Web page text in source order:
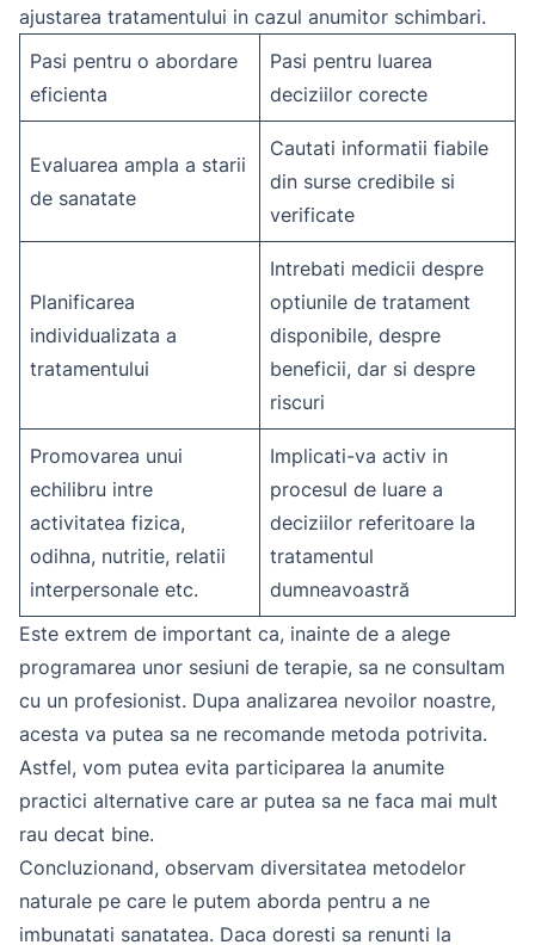
ajustarea tratamentului in cazul anumitor schimbari.
Pasi pentru o abordare
eficienta
Pasi pentru luarea
deciziilor corecte
Evaluarea ampla a starii
de sanatate
Cautati informatii fiabile
din surse credibile si
verificate
Planificarea
individualizata a
tratamentului
Intrebati medicii despre
optiunile de tratament
disponibile, despre
beneficii, dar si despre
riscuri
Promovarea unui
echilibru intre
activitatea fizica,
odihna, nutritie, relatii
interpersonale etc.
Implicati-va activ in
procesul de luare a
deciziilor referitoare la
tratamentul
dumneavoastră
Este extrem de important ca, inainte de a alege
programarea unor sesiuni de terapie, sa ne consultam
cu un profesionist. Dupa analizarea nevoilor noastre,
acesta va putea sa ne recomande metoda potrivita.
Astfel, vom putea evita participarea la anumite
practici alternative care ar putea sa ne faca mai mult
rau decat bine.
Concluzionand, observam diversitatea metodelor
naturale pe care le putem aborda pentru a ne
imbunatati sanatatea. Daca doresti sa renunti la